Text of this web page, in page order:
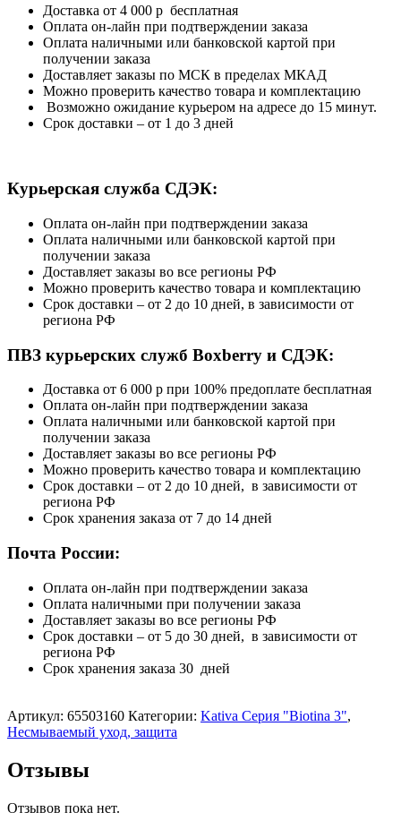
Доставка от 4 000 р бесплатная
Оплата он-лайн при подтверждении заказа
Оплата наличными или банковской картой при
получении заказа
Доставляет заказы по МСК в пределах МКАД
Можно проверить качество товара и комплектацию
Возможно ожидание курьером на адресе до 15 минут.
Срок доставки – от 1 до 3 дней
Курьерская служба СДЭК:
Оплата он-лайн при подтверждении заказа
Оплата наличными или банковской картой при
получении заказа
Доставляет заказы во все регионы РФ
Можно проверить качество товара и комплектацию
Срок доставки – от 2 до 10 дней, в зависимости от
региона РФ
ПВЗ курьерских служб Boxberry и СДЭК:
Доставка от 6 000 р при 100% предоплате бесплатная
Оплата он-лайн при подтверждении заказа
Оплата наличными или банковской картой при
получении заказа
Доставляет заказы во все регионы РФ
Можно проверить качество товара и комплектацию
Срок доставки – от 2 до 10 дней, в зависимости от
региона РФ
Срок хранения заказа от 7 до 14 дней
Почта России:
Оплата он-лайн при подтверждении заказа
Оплата наличными при получении заказа
Доставляет заказы во все регионы РФ
Срок доставки – от 5 до 30 дней, в зависимости от
региона РФ
Срок хранения заказа 30 дней
Артикул: 65503160 Категории: Kativa Серия "Biotina 3",
Несмываемый уход, защита
Отзывы
Отзывов пока нет.